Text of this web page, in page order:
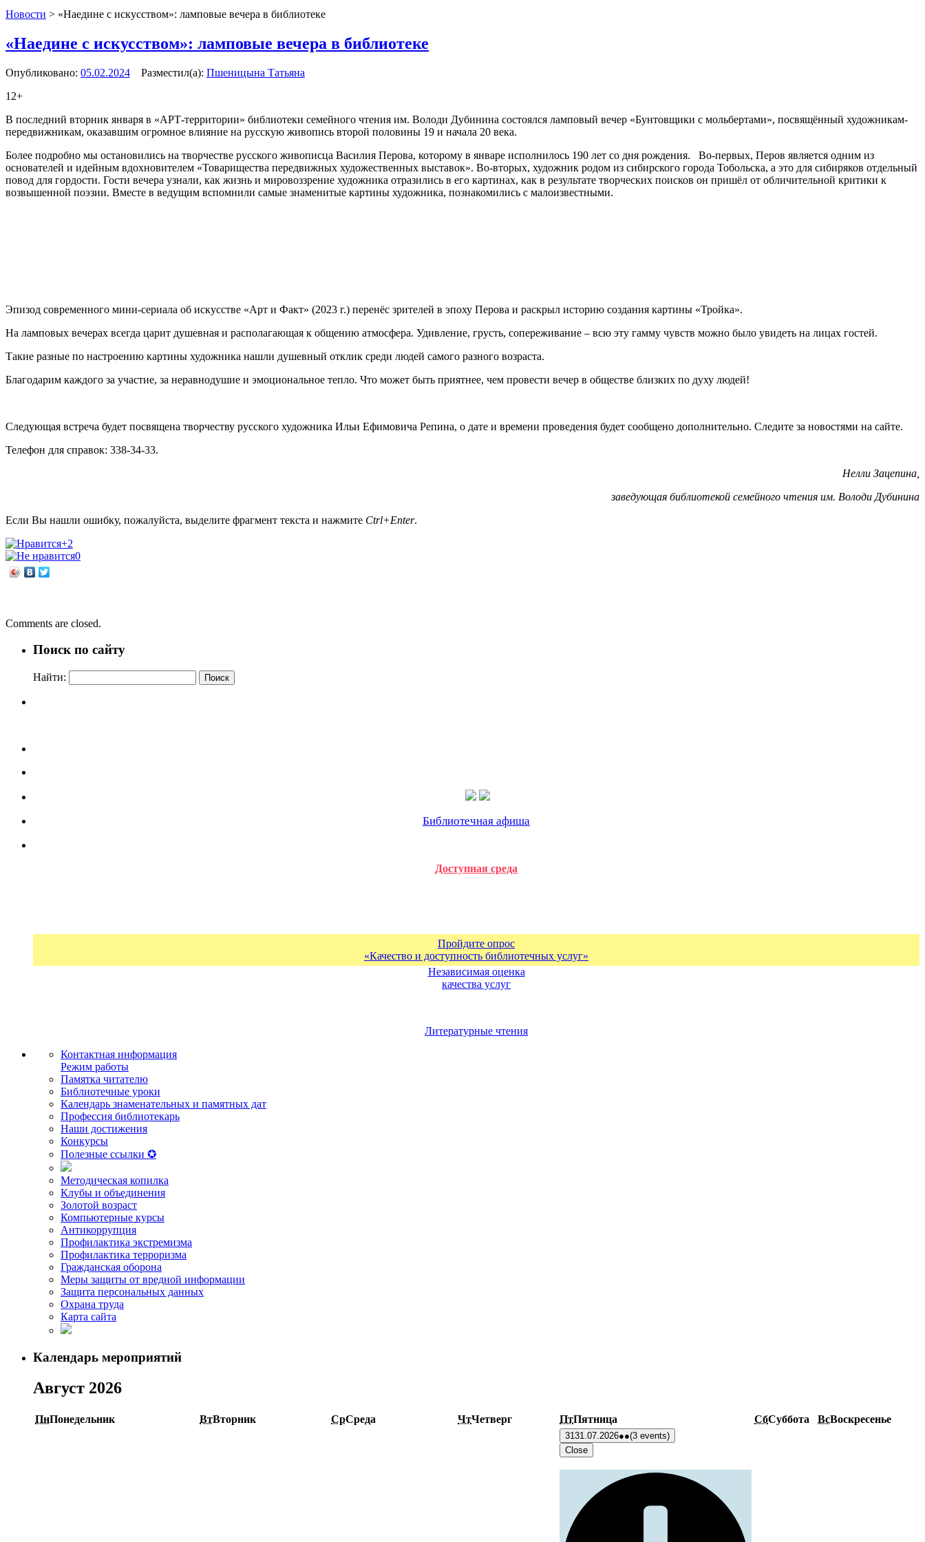
Новости > «Наедине с искусством»: ламповые вечера в библиотеке
«Наедине с искусством»: ламповые вечера в библиотеке
Опубликовано: 05.02.2024 Разместил(а): Пшеницына Татьяна
12+
В последний вторник января в «АРТ-территории» библиотеки семейного чтения им. Володи Дубинина состоялся ламповый вечер «Бунтовщики с мольбертами», посвящённый художникам-
передвижникам, оказавшим огромное влияние на русскую живопись второй половины 19 и начала 20 века.
Более подробно мы остановились на творчестве русского живописца Василия Перова, которому в январе исполнилось 190 лет со дня рождения. Во-первых, Перов является одним из
основателей и идейным вдохновителем «Товарищества передвижных художественных выставок». Во-вторых, художник родом из сибирского города Тобольска, а это для сибиряков отдельный
повод для гордости. Гости вечера узнали, как жизнь и мировоззрение художника отразились в его картинах, как в результате творческих поисков он пришёл от обличительной критики к
возвышенной поэзии. Вместе в ведущим вспомнили самые знаменитые картины художника, познакомились с малоизвестными.
Эпизод современного мини-сериала об искусстве «Арт и Факт» (2023 г.) перенёс зрителей в эпоху Перова и раскрыл историю создания картины «Тройка».
На ламповых вечерах всегда царит душевная и располагающая к общению атмосфера. Удивление, грусть, сопереживание – всю эту гамму чувств можно было увидеть на лицах гостей.
Такие разные по настроению картины художника нашли душевный отклик среди людей самого разного возраста.
Благодарим каждого за участие, за неравнодушие и эмоциональное тепло. Что может быть приятнее, чем провести вечер в обществе близких по духу людей!
Следующая встреча будет посвящена творчеству русского художника Ильи Ефимовича Репина, о дате и времени проведения будет сообщено дополнительно. Следите за новостями на сайте.
Телефон для справок: 338-34-33.
Нелли Зацепина,
заведующая библиотекой семейного чтения им. Володи Дубинина
Если Вы нашли ошибку, пожалуйста, выделите фрагмент текста и нажмите Ctrl+Enter.
+2
0
Comments are closed.
Поиск по сайту
Найти:
Библиотечная афиша
Доступная среда
Пройдите опрос
«Качество и доступность библиотечных услуг»
Независимая оценка
качества услуг
Литературные чтения
Контактная информация
Режим работы
Памятка читателю
Библиотечные уроки
Календарь знаменательных и памятных дат
Профессия библиотекарь
Наши достижения
Конкурсы
Полезные ссылки ✪
Методическая копилка
Клубы и объединения
Золотой возраст
Компьютерные курсы
Антикоррупция
Профилактика экстремизма
Профилактика терроризма
Гражданская оборона
Меры защиты от вредной информации
Защита персональных данных
Охрана труда
Карта сайта
Календарь мероприятий
Август 2026
ПнПонедельник ВтВторник СрСреда ЧтЧетверг ПтПятница СбСуббота ВсВоскресенье
3131.07.2026●●(3 events)
Close